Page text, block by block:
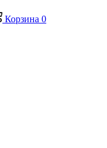
Корзина 0